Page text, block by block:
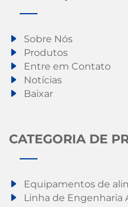
Sobre Nós
Produtos
Entre em Contato
Notícias
Baixar
CATEGORIA DE
Equipamentos de
Linha de Engenharia